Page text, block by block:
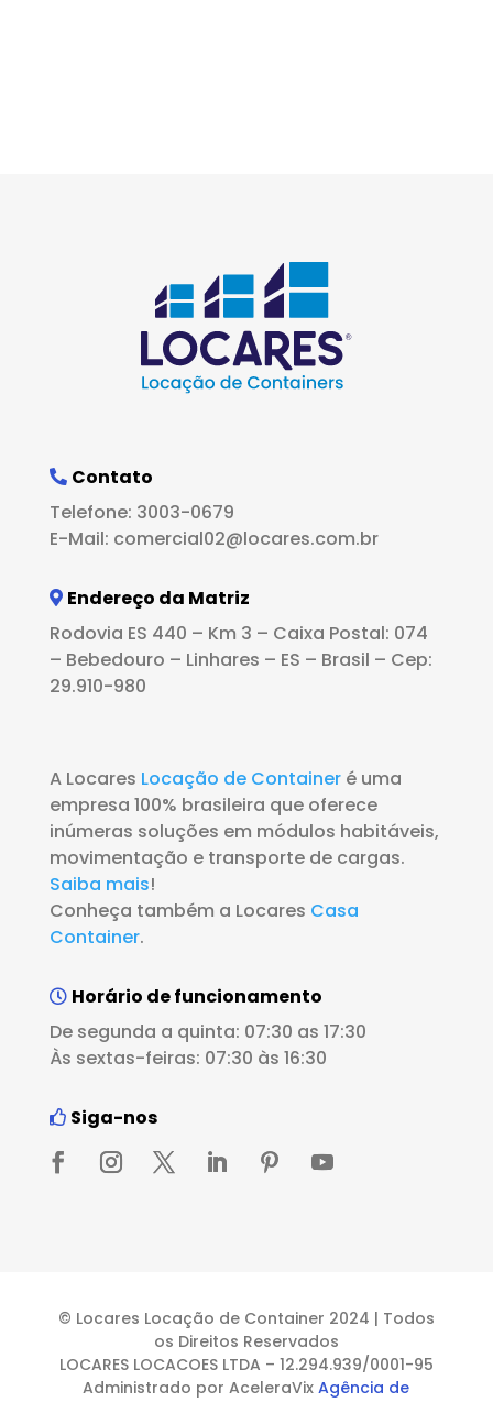
Contato
Telefone: 3003-0679
E-Mail: comercial02@locares.com.br
Endereço da Matriz
Rodovia ES 440 – Km 3 – Caixa Postal: 074
– Bebedouro – Linhares – ES – Brasil – Cep:
29.910-980
A Locares Locação de Containeré uma
empresa 100% brasileira que oferece
inúmeras soluções em módulos habitáveis,
movimentação e transporte de cargas.
Saiba mais!
Conheça também a Locares Casa
Container.
Horário de funcionamento
De segunda a quinta: 07:30 as 17:30
Às sextas-feiras: 07:30 às 16:30
Siga-nos
© Locares Locação de Container 2024 | Todos
os Direitos Reservados
LOCARES LOCACOES LTDA – 12.294.939/0001-95
Administrado por AceleraVixAgência de